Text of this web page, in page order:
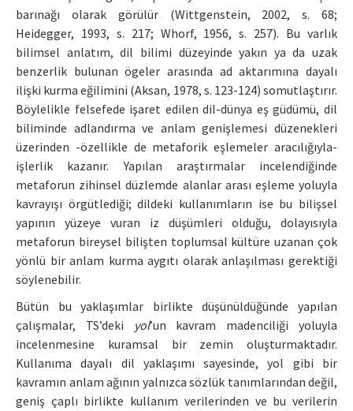
barınağı olarak görülür (Wittgenstein, 2002, s. 68;
Heidegger, 1993, s. 217; Whorf, 1956, s. 257). Bu varlık
bilimsel anlatım, dil bilimi düzeyinde yakın ya da uzak
benzerlik bulunan ögeler arasında ad aktarımına dayalı
ilişki kurma eğilimini (Aksan, 1978, s. 123-124) somutlaştırır.
Böylelikle felsefede işaret edilen dil-dünya eş güdümü, dil
biliminde adlandırma ve anlam genişlemesi düzenekleri
üzerinden -özellikle de metaforik eşlemeler aracılığıyla-
işlerlik kazanır. Yapılan araştırmalar incelendiğinde
metaforun zihinsel düzlemde alanlar arası eşleme yoluyla
kavrayışı örgütlediği; dildeki kullanımların ise bu bilişsel
yapının yüzeye vuran iz düşümleri olduğu, dolayısıyla
metaforun bireysel bilişten toplumsal kültüre uzanan çok
yönlü bir anlam kurma aygıtı olarak anlaşılması gerektiği
söylenebilir.
Bütün bu yaklaşımlar birlikte düşünüldüğünde yapılan
çalışmalar, TS’deki
yol’un kavram madenciliği yoluyla
incelenmesine kuramsal bir zemin oluşturmaktadır.
Kullanıma dayalı dil yaklaşımı sayesinde, yol gibi bir
kavramın anlam ağının yalnızca sözlük tanımlarından değil,
geniş çaplı birlikte kullanım verilerinden ve bu verilerin